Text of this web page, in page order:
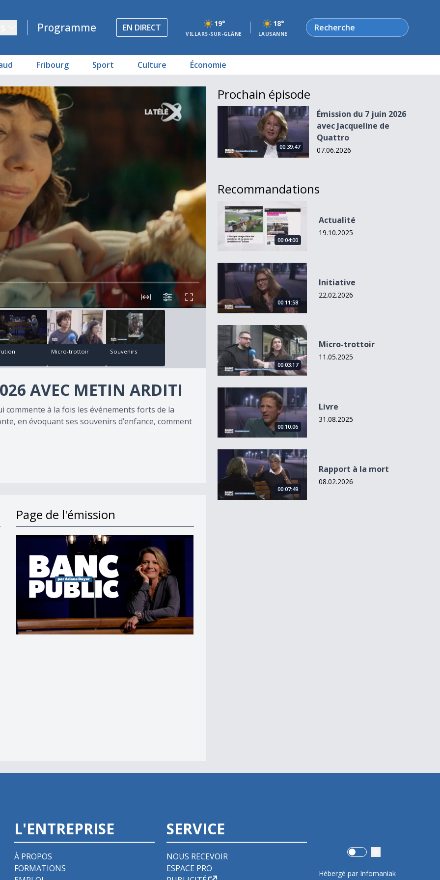
Programme EN DIRECT 19°
VILLARS-SUR-GLÂNE
18°
LAUSANNE
Rechercher
Fribourg Sport Culture Économie
Micro-trottoir
00:15:53
Souvenirs
AVEC METIN ARDITI
commente à la fois les événements forts de la
en évoquant ses souvenirs d’enfance, comment
Page de l'émission
Prochain épisode
Émission du 7 juin 2026 avec Jacqueline de Quattro
00:39:47
Émission du 7 juin 2026
avec Jacqueline de
Quattro
07.06.2026
Recommandations
Actualité
00:04:00
Actualité
19.10.2025
Initiative
00:11:58
Initiative
22.02.2026
Micro-trottoir
00:03:17
Micro-trottoir
11.05.2025
Livre
00:10:06
Livre
31.08.2025
Rapport à la mort
00:07:49
Rapport à la mort
08.02.2026
L'ENTREPRISE
À PROPOS
FORMATIONS
SERVICE
NOUS RECEVOIR
ESPACE PRO
Use setting
Hébergé par Infomaniak